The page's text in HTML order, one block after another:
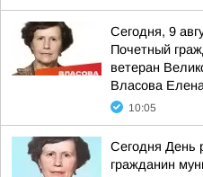
Сегодня, 9
Почетный
ветеран
Власова
10:05
Сегодня День
гражданин